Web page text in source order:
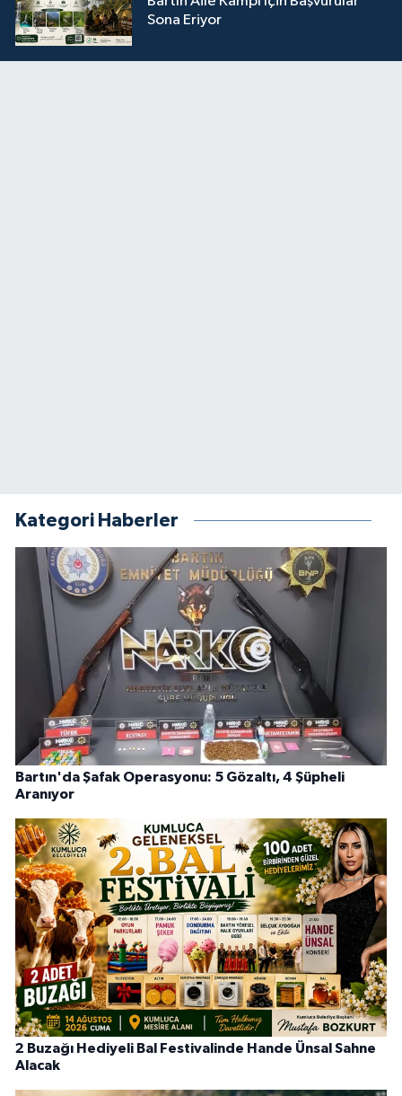
Sona Eriyor
Kategori Haberler
Bartın'da Şafak Operasyonu: 5 Gözaltı, 4 Şüpheli
Aranıyor
2 Buzağı Hediyeli Bal Festivalinde Hande Ünsal Sahne
Alacak